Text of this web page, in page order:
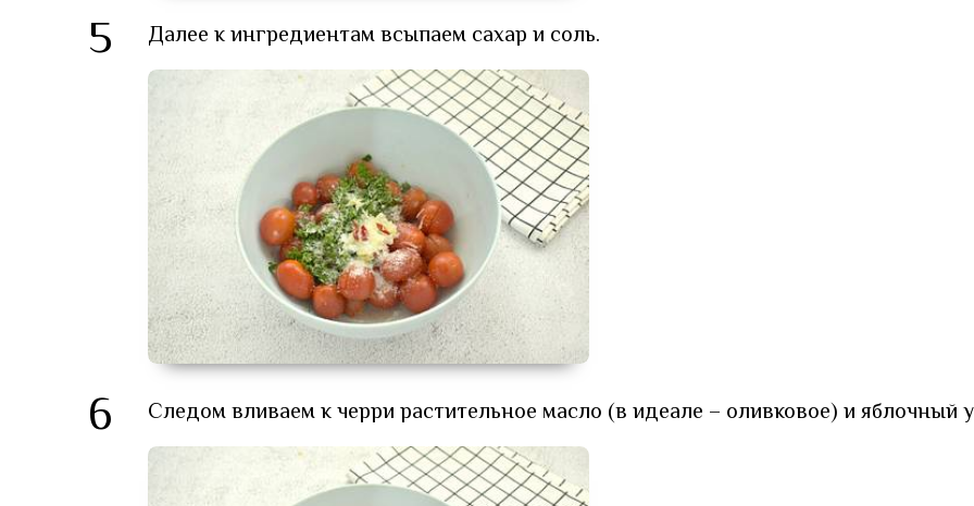
5 Далее к ингредиентам всыпаем сахар и соль.
6 Следом вливаем к черри растительное масло (в идеале – оливковое) и яблочный